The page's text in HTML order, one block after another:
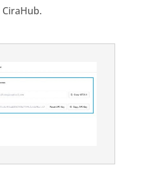
CiraHub.